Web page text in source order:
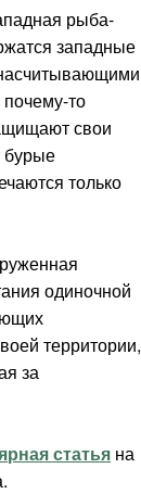
рыба-
западные
то
свои
бурые
только
одиночной
территории,
за
статья на